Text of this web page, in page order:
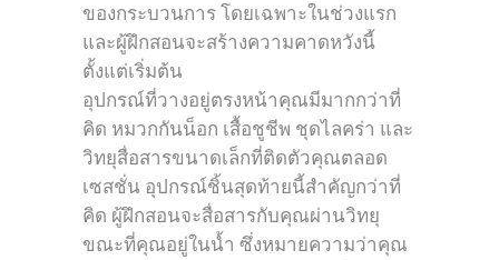
ของกระบวนการ โดยเฉพาะในช่วงแรก
และผู้ฝึกสอนจะสร้างความคาดหวังนี้
ตั้งแต่เริ่มต้น
อุปกรณ์ที่วางอยู่ตรงหน้าคุณมีมากกว่าที่
คิด หมวกกันน็อก เสื้อชูชีพ ชุดไลคร่า และ
วิทยุสื่อสารขนาดเล็กที่ติดตัวคุณตลอด
เซสชั่น อุปกรณ์ชิ้นสุดท้ายนี้สำคัญกว่าที่
คิด ผู้ฝึกสอนจะสื่อสารกับคุณผ่านวิทยุ
ขณะที่คุณอยู่ในน้ำ ซึ่งหมายความว่าคุณ